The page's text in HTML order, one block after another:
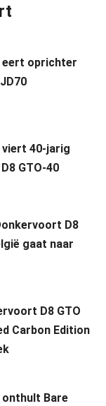
oprichter
40-jarig
GTO-40
D8
gaat naar
D8 GTO
Carbon Edition
Bare